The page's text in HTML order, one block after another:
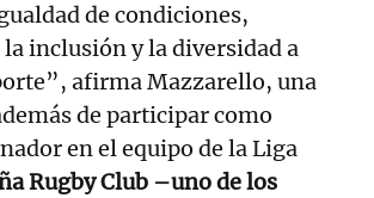
de condiciones,
inclusión y la diversidad a
afirma Mazzarello, una
de participar como
en el equipo de la Liga
Rugby Club –uno de los